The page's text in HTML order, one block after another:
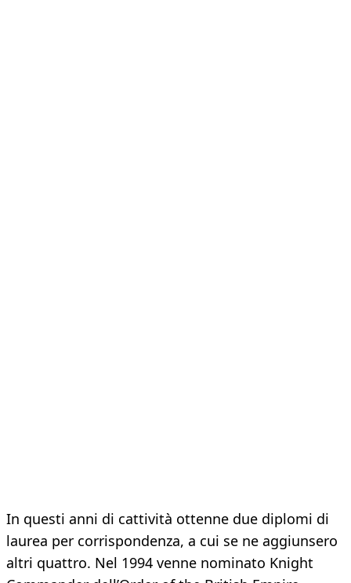
In questi anni di cattività ottenne due diplomi di
laurea per corrispondenza, a cui se ne aggiunsero
altri quattro. Nel 1994 venne nominato Knight